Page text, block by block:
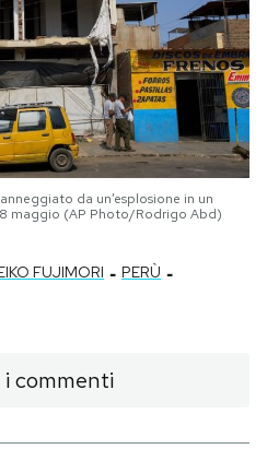
da un’esplosione in un
maggio (AP Photo/Rodrigo Abd)
FUJIMORI - PERÙ -
commenti